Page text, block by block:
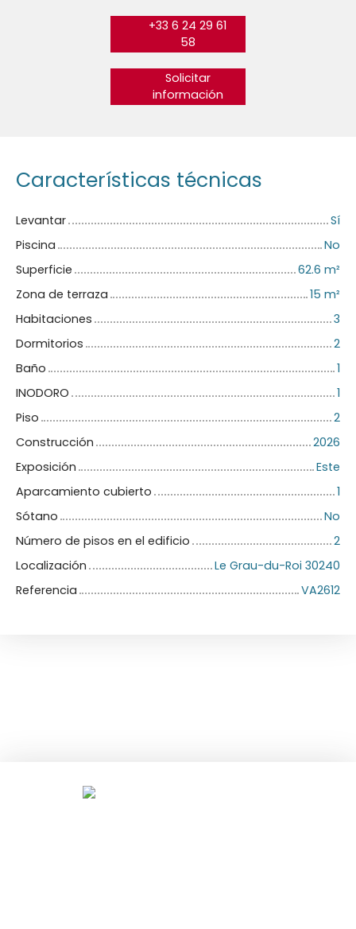
+33 6 24 29 61
58
Solicitar
información
Características técnicas
Levantar
Sí
Piscina
No
Superficie
62.6 m²
Zona de terraza
15 m²
Habitaciones
3
Dormitorios
2
Baño
1
INODORO
1
Piso
2
Construcción
2026
Exposición
Este
Aparcamiento cubierto
1
Sótano
No
Número de pisos en el edificio
2
Localización
Le Grau-du-Roi 30240
Referencia
VA2612